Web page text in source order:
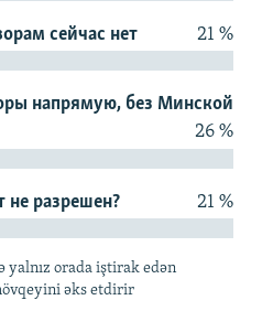
STANDARTLARIMIZ
сейчас нет 21 %
напрямую, без Минской
26 %
не разрешен? 21 %
yalnız orada iştirak edən
əks etdirir